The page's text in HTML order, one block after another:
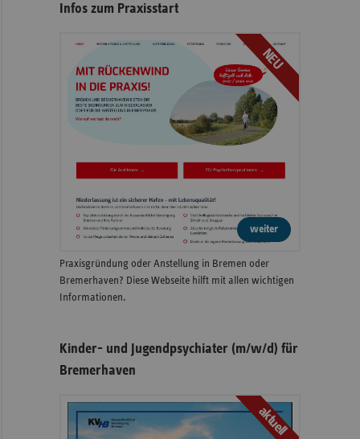
Infos zum Praxisstart
NEU
weiter
Praxisgründung oder Anstellung in Bremen oder
Bremerhaven? Diese Webseite hilft mit allen wichtigen
Informationen.
Kinder- und Jugendpsychiater (m/w/d) für
Bremerhaven
aktuell